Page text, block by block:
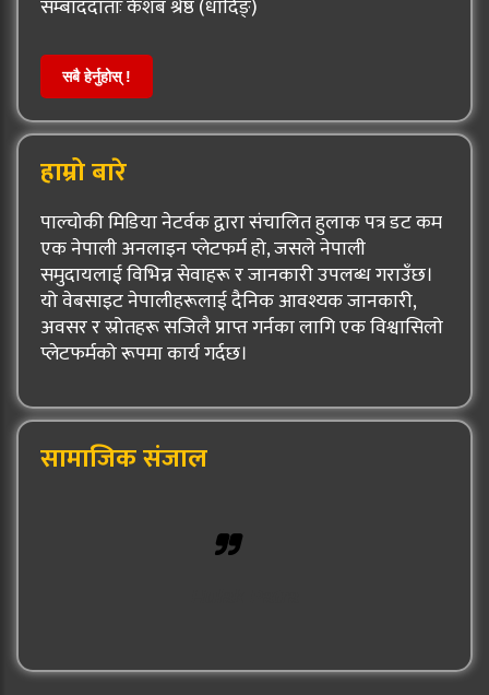
संम्बाददाताः केशब श्रेष्ठ (धादिङ्)
सबै हेर्नुहोस् !
हाम्रो बारे
पाल्चोकी मिडिया नेटर्वक द्वारा संचालित हुलाक पत्र डट कम
एक नेपाली अनलाइन प्लेटफर्म हो, जसले नेपाली
समुदायलाई विभिन्न सेवाहरू र जानकारी उपलब्ध गराउँछ।
यो वेबसाइट नेपालीहरूलाई दैनिक आवश्यक जानकारी,
अवसर र स्रोतहरू सजिलै प्राप्त गर्नका लागि एक विश्वासिलो
प्लेटफर्मको रूपमा कार्य गर्दछ।
सामाजिक संजाल